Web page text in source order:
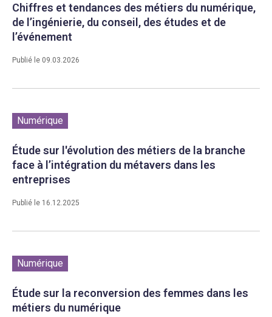
Chiffres et tendances des métiers du numérique,
de l’ingénierie, du conseil, des études et de
l’événement
Publié le 09.03.2026
Numérique
Étude sur l'évolution des métiers de la branche
face à l’intégration du métavers dans les
entreprises
Publié le 16.12.2025
Numérique
Étude sur la reconversion des femmes dans les
métiers du numérique